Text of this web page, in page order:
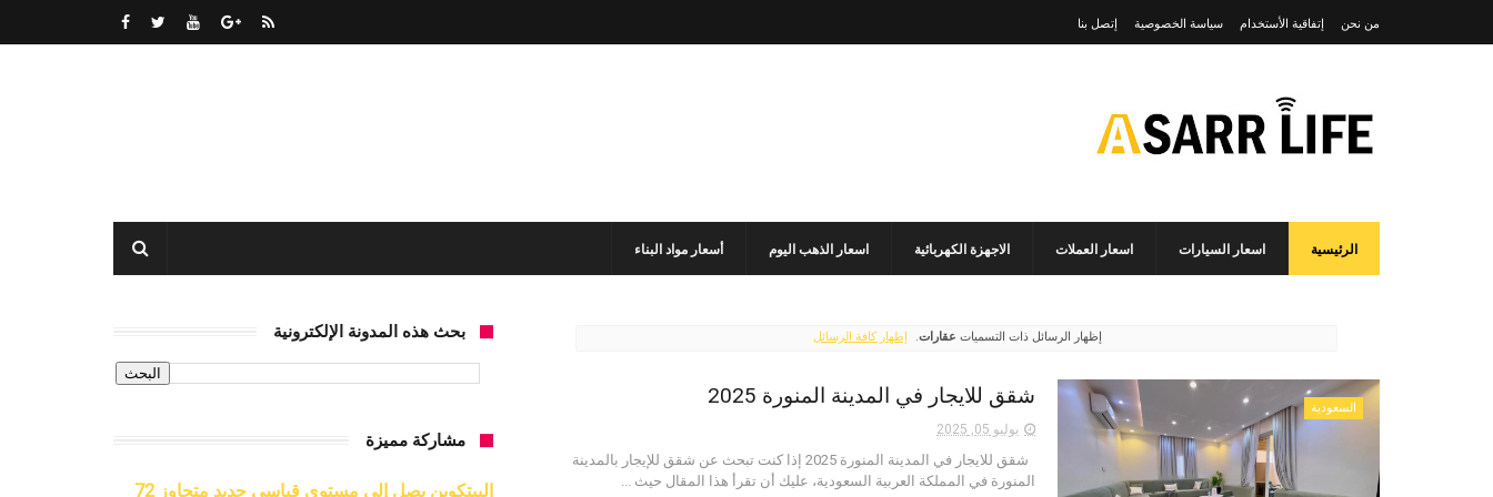
من نحن إتفاقية الأستخدام سياسة الخصوصية إتصل بنا
الرئيسية اسعار السيارات اسعار العملات الاجهزة الكهربائية اسعار الذهب اليوم أسعار مواد البناء
‏إظهار الرسائل ذات التسميات عقارات. إظهار كافة الرسائل
السعودية شقق للايجار في المدينة المنورة 2025
يوليو 05, 2025
شقق للايجار في المدينة المنورة 2025 إذا كنت تبحث عن شقق للإيجار بالمدينة
المنورة في المملكة العربية السعودية، عليك أن تقرأ هذا المقال حيث ...
بحث هذه المدونة الإلكترونية
مشاركة مميزة
البيتكوين يصل إلى مستوى قياسي جديد متجاوز 72